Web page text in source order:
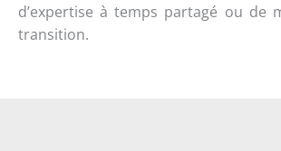
d’expertise à temps partagé ou de
transition.